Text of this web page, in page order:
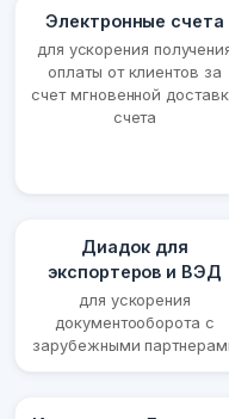
Электронные счета
для ускорения
оплаты от клиентов за
счет мгновенной
счета
Диадок для
экспортеров и ВЭД
для ускорения
документооборота с
зарубежными